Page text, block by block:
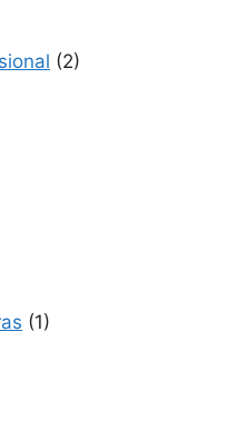
(2)
(1)